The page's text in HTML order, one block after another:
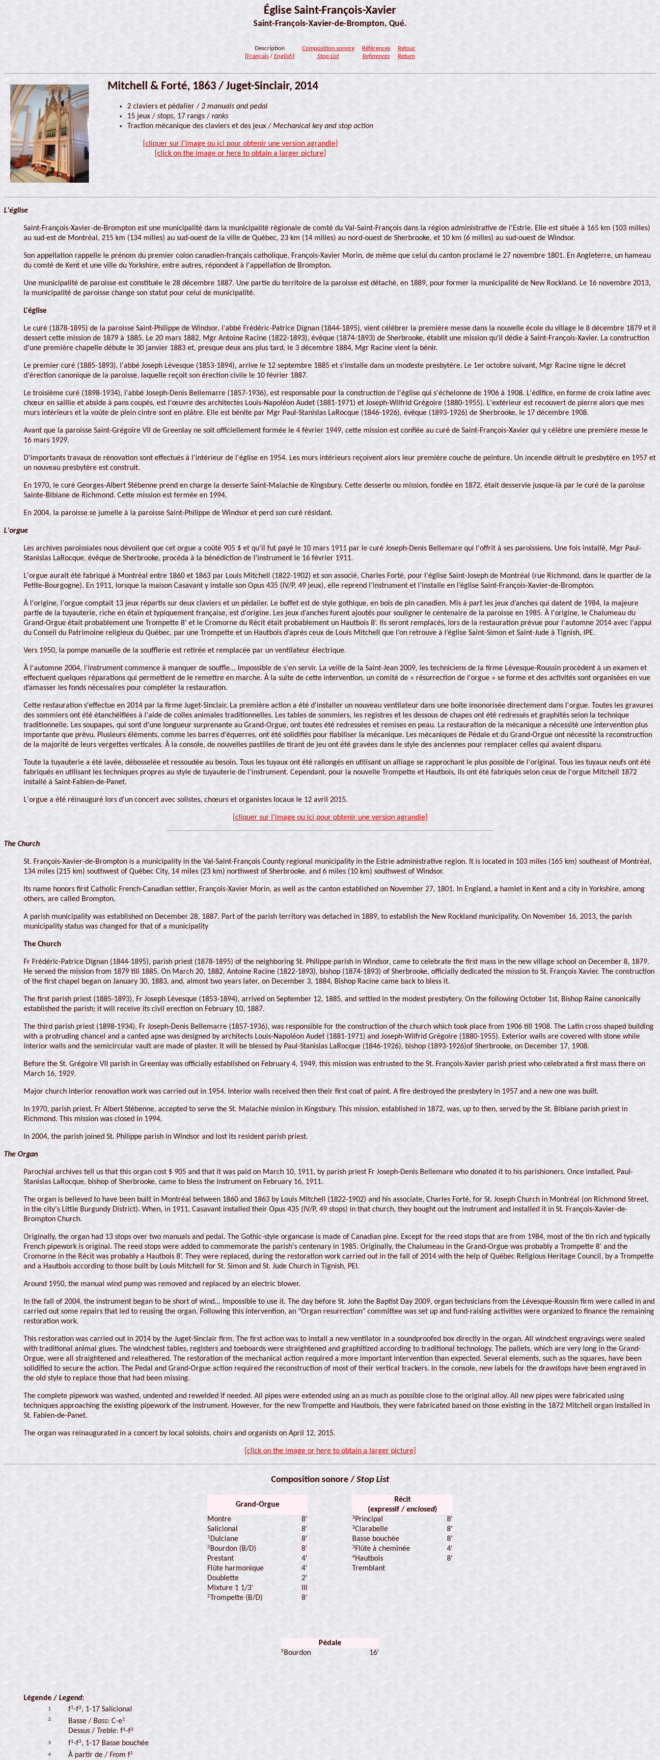
Église Saint-François-Xavier
Saint-François-Xavier-de-Brompton, Qué.
Description
Français/ English
Composition sonore
Stop List
Références
References
Retour
Return
Mitchell & Forté, 1863 / Juget-Sinclair, 2014
2 claviers et pédalier / 2 manuals and pedal
15 jeux / stops, 17 rangs / ranks
Traction mécanique des claviers et des jeux / Mechanical key and stop action
[cliquer sur l'image ou ici pour obtenir une version agrandie]
[click on the image or here to obtain a larger picture]
L'église
Saint-François-Xavier-de-Brompton est une municipalité dans la municipalité régionale de comté du Val-Saint-François dans la région administrative de l'Estrie. Elle est située à 165 km (103 milles)
au sud-est de Montréal, 215 km (134 milles) au sud-ouest de la ville de Québec, 23 km (14 milles) au nord-ouest de Sherbrooke, et 10 km (6 milles) au sud-ouest de Windsor.
Son appellation rappelle le prénom du premier colon canadien-français catholique, François-Xavier Morin, de même que celui du canton proclamé le 27 novembre 1801. En Angleterre, un hameau
du comté de Kent et une ville du Yorkshire, entre autres, répondent à l'appellation de Brompton.
Une municipalité de paroisse est constituée le 28 décembre 1887. Une partie du territoire de la paroisse est détaché, en 1889, pour former la municipalité de New Rockland. Le 16 novembre 2013,
la municipalité de paroisse change son statut pour celui de municipalité.
L'église
Le curé (1878-1895) de la paroisse Saint-Philippe de Windsor, l'abbé Frédéric-Patrice Dignan (1844-1895), vient célébrer la première messe dans la nouvelle école du village le 8 décembre 1879 et il
dessert cette mission de 1879 à 1885. Le 20 mars 1882, Mgr Antoine Racine (1822-1893), évêque (1874-1893) de Sherbrooke, établit une mission qu'il dédie à Saint-François-Xavier. La construction
d'une première chapelle débute le 30 janvier 1883 et, presque deux ans plus tard, le 3 décembre 1884, Mgr Racine vient la bénir.
Le premier curé (1885-1893), l'abbé Joseph Lévesque (1853-1894), arrive le 12 septembre 1885 et s'installe dans un modeste presbytère. Le 1er octobre suivant, Mgr Racine signe le décret
d'érection canonique de la paroisse, laquelle reçoit son érection civile le 10 février 1887.
Le troisième curé (1898-1934), l'abbé Joseph-Denis Bellemarre (1857-1936), est responsable pour la construction de l'église qui s'échelonne de 1906 à 1908. L'édifice, en forme de croix latine avec
chœur en saillie et abside à pans coupés, est l'œuvre des architectes Louis-Napoléon Audet (1881-1971) et Joseph-Wilfrid Grégoire (1880-1955). L'extérieur est recouvert de pierre alors que mes
murs intérieurs et la voûte de plein cintre sont en plâtre. Elle est bénite par Mgr Paul-Stanislas LaRocque (1846-1926), évêque (1893-1926) de Sherbrooke, le 17 décembre 1908.
Avant que la paroisse Saint-Grégoire VII de Greenlay ne soit officiellement formée le 4 février 1949, cette mission est confiée au curé de Saint-François-Xavier qui y célèbre une première messe le
16 mars 1929.
D'importants travaux de rénovation sont effectués à l'intérieur de l'église en 1954. Les murs intérieurs reçoivent alors leur première couche de peinture. Un incendie détruit le presbytère en 1957 et
un nouveau presbytère est construit.
En 1970, le curé Georges-Albert Stébenne prend en charge la desserte Saint-Malachie de Kingsbury. Cette desserte ou mission, fondée en 1872, était desservie jusque-là par le curé de la paroisse
Sainte-Bibiane de Richmond. Cette mission est fermée en 1994.
En 2004, la paroisse se jumelle à la paroisse Saint-Philippe de Windsor et perd son curé résidant.
L'orgue
Les archives paroissiales nous dévoilent que cet orgue a coûté 905 $ et qu’il fut payé le 10 mars 1911 par le curé Joseph-Denis Bellemare qui l'offrit à ses paroissiens. Une fois installé, Mgr Paul-
Stanislas LaRocque, évêque de Sherbrooke, procéda à la bénédiction de l’instrument le 16 février 1911.
L'orgue aurait été fabriqué à Montréal entre 1860 et 1863 par Louis Mitchell (1822-1902) et son associé, Charles Forté, pour l'église Saint-Joseph de Montréal (rue Richmond, dans le quartier de la
Petite-Bourgogne). En 1911, lorsque la maison Casavant y installe son Opus 435 (IV/P, 49 jeux), elle reprend l’instrument et l’installe en l’église Saint-François-Xavier-de-Brompton.
À l'origine, l'orgue comptait 13 jeux répartis sur deux claviers et un pédalier. Le buffet est de style gothique, en bois de pin canadien. Mis à part les jeux d’anches qui datent de 1984, la majeure
partie de la tuyauterie, riche en étain et typiquement française, est d'origine. Les jeux d’anches furent ajoutés pour souligner le centenaire de la paroisse en 1985. À l'origine, le Chalumeau du
Grand-Orgue était probablement une Trompette 8’ et le Cromorne du Récit était probablement un Hautbois 8’. Ils seront remplacés, lors de la restauration prévue pour l'automne 2014 avec l'appui
du Conseil du Patrimoine religieux du Québec, par une Trompette et un Hautbois d’après ceux de Louis Mitchell que l’on retrouve à l’église Saint-Simon et Saint-Jude à Tignish, IPE.
Vers 1950, la pompe manuelle de la soufflerie est retirée et remplacée par un ventilateur électrique.
À l'automne 2004, l'instrument commence à manquer de souffle... Impossible de s'en servir. La veille de la Saint-Jean 2009, les techniciens de la firme Lévesque-Roussin procèdent à un examen et
effectuent quelques réparations qui permettent de le remettre en marche. À la suite de cette intervention, un comité de « résurrection de l'orgue » se forme et des activités sont organisées en vue
d’amasser les fonds nécessaires pour compléter la restauration.
Cette restauration s'effectue en 2014 par la firme Juget-Sinclair. La première action a été d'installer un nouveau ventilateur dans une boîte insonorisée directement dans l'orgue. Toutes les gravures
des sommiers ont été étanchéifiées à l'aide de colles animales traditionnelles. Les tables de sommiers, les registres et les dessous de chapes ont été redressés et graphités selon la technique
traditionnelle. Les soupapes, qui sont d'une longueur surprenante au Grand-Orgue, ont toutes été redressées et remises en peau. La restauration de la mécanique a nécessité une intervention plus
importante que prévu. Plusieurs éléments, comme les barres d'équerres, ont été solidifiés pour fiabiliser la mécanique. Les mécaniques de Pédale et du Grand-Orgue ont nécessité la reconstruction
de la majorité de leurs vergettes verticales. À la console, de nouvelles pastilles de tirant de jeu ont été gravées dans le style des anciennes pour remplacer celles qui avaient disparu.
Toute la tuyauterie a été lavée, débosselée et ressoudée au besoin. Tous les tuyaux ont été rallongés en utilisant un alliage se rapprochant le plus possible de l'original. Tous les tuyaux neufs ont été
fabriqués en utilisant les techniques propres au style de tuyauterie de l'instrument. Cependant, pour la nouvelle Trompette et Hautbois, ils ont été fabriqués selon ceux de l'orgue Mitchell 1872
installé à Saint-Fabien-de-Panet.
L'orgue a été réinauguré lors d'un concert avec solistes, chœurs et organistes locaux le 12 avril 2015.
[cliquer sur l'image ou ici pour obtenir une version agrandie]
The Church
St. François-Xavier-de-Brompton is a municipality in the Val-Saint-François County regional municipality in the Estrie administrative region. It is located in 103 miles (165 km) southeast of Montréal,
134 miles (215 km) southwest of Québec City, 14 miles (23 km) northwest of Sherbrooke, and 6 miles (10 km) southwest of Windsor.
Its name honors first Catholic French-Canadian settler, François-Xavier Morin, as well as the canton established on November 27, 1801. In England, a hamlet in Kent and a city in Yorkshire, among
others, are called Brompton.
A parish municipality was established on December 28, 1887. Part of the parish territory was detached in 1889, to establish the New Rockland municipality. On November 16, 2013, the parish
municipality status was changed for that of a municipality
The Church
Fr Frédéric-Patrice Dignan (1844-1895), parish priest (1878-1895) of the neighboring St. Philippe parish in Windsor, came to celebrate the first mass in the new village school on December 8, 1879.
He served the mission from 1879 till 1885. On March 20, 1882, Antoine Racine (1822-1893), bishop (1874-1893) of Sherbrooke, officially dedicated the mission to St. François Xavier. The construction
of the first chapel began on January 30, 1883, and, almost two years later, on December 3, 1884, Bishop Racine came back to bless it.
The first parish priest (1885-1893), Fr Joseph Lévesque (1853-1894), arrived on September 12, 1885, and settled in the modest presbytery. On the following October 1st, Bishop Raine canonically
established the parish; it will receive its civil erection on February 10, 1887.
The third parish priest (1898-1934), Fr Joseph-Denis Bellemarre (1857-1936), was responsible for the construction of the church which took place from 1906 till 1908. The Latin cross shaped building
with a protruding chancel and a canted apse was designed by architects Louis-Napoléon Audet (1881-1971) and Joseph-Wilfrid Grégoire (1880-1955). Exterior walls are covered with stone while
interior walls and the semicircular vault are made of plaster. It will be blessed by Paul-Stanislas LaRocque (1846-1926), bishop (1893-1926)of Sherbrooke, on December 17, 1908.
Before the St. Grégoire VII parish in Greenlay was officially established on February 4, 1949, this mission was entrusted to the St. François-Xavier parish priest who celebrated a first mass there on
March 16, 1929.
Major church interior renovation work was carried out in 1954. Interior walls received then their first coat of paint. A fire destroyed the presbytery in 1957 and a new one was built.
In 1970, parish priest, Fr Albert Stébenne, accepted to serve the St. Malachie mission in Kingsbury. This mission, established in 1872, was, up to then, served by the St. Bibiane parish priest in
Richmond. This mission was closed in 1994.
In 2004, the parish joined St. Philippe parish in Windsor and lost its resident parish priest.
The Organ
Parochial archives tell us that this organ cost $ 905 and that it was paid on March 10, 1911, by parish priest Fr Joseph-Denis Bellemare who donated it to his parishioners. Once installed, Paul-
Stanislas LaRocque, bishop of Sherbrooke, came to bless the instrument on February 16, 1911.
The organ is believed to have been built in Montréal between 1860 and 1863 by Louis Mitchell (1822-1902) and his associate, Charles Forté, for St. Joseph Church in Montréal (on Richmond Street,
in the city's Little Burgundy District). When, in 1911, Casavant installed their Opus 435 (IV/P, 49 stops) in that church, they bought out the instrument and installed it in St. François-Xavier-de-
Brompton Church.
Originally, the organ had 13 stops over two manuals and pedal. The Gothic-style organcase is made of Canadian pine. Except for the reed stops that are from 1984, most of the tin rich and typically
French pipework is original. The reed stops were added to commemorate the parish's centenary in 1985. Originally, the Chalumeau in the Grand-Orgue was probably a Trompette 8’ and the
Cromorne in the Récit was probably a Hautbois 8’. They were replaced, during the restoration work carried out in the fall of 2014 with the help of Québec Religious Heritage Council, by a Trompette
and a Hautbois according to those built by Louis Mitchell for St. Simon and St. Jude Church in Tignish, PEI.
Around 1950, the manual wind pump was removed and replaced by an electric blower.
In the fall of 2004, the instrument began to be short of wind... Impossible to use it. The day before St. John the Baptist Day 2009, organ technicians from the Lévesque-Roussin firm were called in and
carried out some repairs that led to reusing the organ. Following this intervention, an "Organ resurrection" committee was set up and fund-raising activities were organized to finance the remaining
restoration work.
This restoration was carried out in 2014 by the Juget-Sinclair firm. The first action was to install a new ventilator in a soundproofed box directly in the organ. All windchest engravings were sealed
with traditional animal glues. The windchest tables, registers and toeboards were straightened and graphitized according to traditional technology. The pallets, which are very long in the Grand-
Orgue, were all straightened and releathered. The restoration of the mechanical action required a more important intervention than expected. Several elements, such as the squares, have been
solidified to secure the action. The Pedal and Grand-Orgue action required the reconstruction of most of their vertical trackers. In the console, new labels for the drawstops have been engraved in
the old style to replace those that had been missing.
The complete pipework was washed, undented and rewelded if needed. All pipes were extended using an as much as possible close to the original alloy. All new pipes were fabricated using
techniques approaching the existing pipework of the instrument. However, for the new Trompette and Hautbois, they were fabricated based on those existing in the 1872 Mitchell organ installed in
St. Fabien-de-Panet.
The organ was reinaugurated in a concert by local soloists, choirs and organists on April 12, 2015.
[click on the image or here to obtain a larger picture]
Composition sonore / Stop List
Grand-Orgue
Récit
(expressif / enclosed)
Montre
8' 3Principal
8'
Salicional
8' 3Clarabelle 8'
1Dulciane 8' Basse bouchée 8'
2Bourdon (B/D) 8' 3Flûte à cheminée
4'
Prestant
4' 4Hautbois
8'
Flûte harmonique
4'
Tremblant
Doublette
2'
Mixture 1 1/3'
2Trompette (B/D) 8'
Pédale
5Bourdon 16'
Légende / Legend:
1 f1-f3, 1-17 Salicional
2 Basse / Bass: C-e1
Dessus / Treble: f1-f3
3 f1-f3, 1-17 Basse bouchée
4 À partir de / From f1